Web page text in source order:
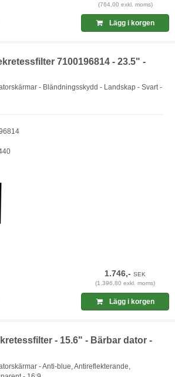
(764,00 exkl. moms)
Lägg i korgen
7100196814 - 23.5" -
- Bländningsskydd - Landskap - Svart -
1.746,-SEK
(1.396,80 exkl. moms)
Lägg i korgen
- 15.6" - Bärbar dator -
- Anti-blue, Antireflekterande,